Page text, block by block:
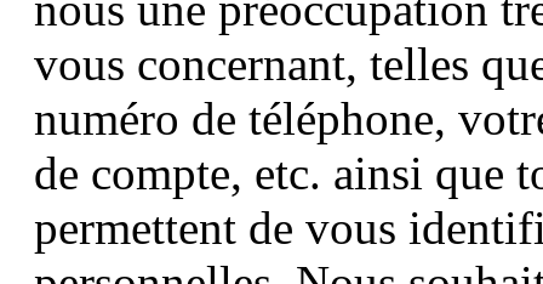
vous concernant, telles
numéro de téléphone,
de compte, etc. ainsi que
permettent de vous